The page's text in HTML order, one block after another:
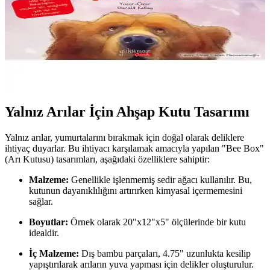
Yakamoz Yayınları Bene<dı>ct ve Arıların İşbirliği:
Çocuklar İçin Öğretici ve Eğlenceli Masal Kitabı
Bene<dı>ct ve Arıların İşbirliği, doğa ve dayanışma mesajını
çocuklara anlatan renkli ve öğretici bir masal kitabıdır. Görsel açıdan
Yalnız Arılar İçin Ahşap Kutu Tasarımı
Yalnız arılar, yumurtalarını bırakmak için doğal olarak deliklere
ihtiyaç duyarlar. Bu ihtiyacı karşılamak amacıyla yapılan "Bee Box"
(Arı Kutusu) tasarımları, aşağıdaki özelliklere sahiptir:
Malzeme: Genellikle işlenmemiş sedir ağacı kullanılır. Bu,
kutunun dayanıklılığını artırırken kimyasal içermemesini
sağlar.
Boyutlar: Örnek olarak 20"x12"x5" ölçülerinde bir kutu
idealdir.
İç Malzeme: Dış bambu parçaları, 4.75" uzunlukta kesilip
yapıştırılarak arıların yuva yapması için delikler oluşturulur.